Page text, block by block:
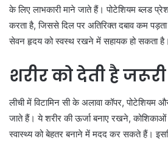
के लिए लाभकारी माने जाते हैं। पोटेशियम ब्लड
करता है, जिससे दिल पर अतिरिक्त दबाव कम
सेवन हृदय को स्वस्थ रखने में सहायक हो सकता है।
शरीर को देती है
लीची में विटामिन सी के अलावा कॉपर, पोटेशियम
जाते हैं। ये शरीर की ऊर्जा बनाए रखने,
स्वास्थ्य को बेहतर बनाने में मदद कर सकते हैं।